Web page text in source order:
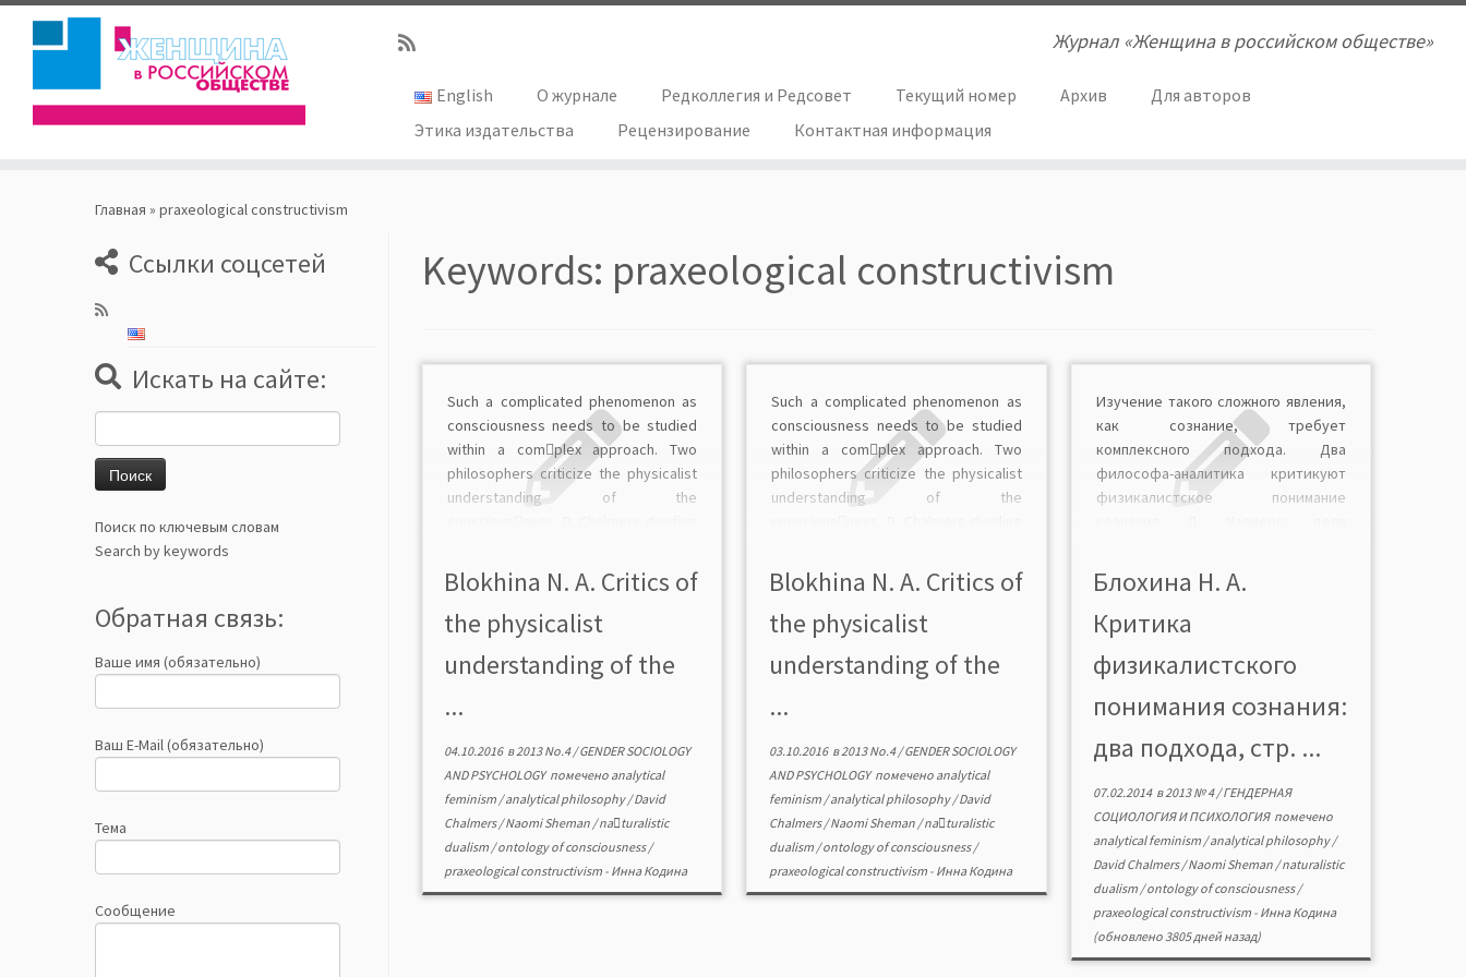
Журнал «Женщина в российском обществе»
English О журнале Редколлегия и Редсовет Текущий номер Архив
Для авторов
Этика издательства
Рецензирование Контактная информация
Главная » praxeological constructivism
Ссылки соцсетей
Искать на сайте:
Поиск по ключевым словам
Search by keywords
Обратная связь:
Ваше имя (обязательно)
Ваш E-Mail (обязательно)
Тема
Сообщение
Keywords: praxeological constructivism
Such a complicated phenomenon as
consciousness needs to be studied
within a com￾plex approach. Two
philosophers criticize the physicalist
understanding of the
phenomenal and the psychological
attempts to justify the irreducibility of
the phenomenal to the psychological
(or brain) processes. N. Sheman, […]
Blokhina N. A. Critics of
the physicalist
understanding of the
...
04.10.2016в2013 No.4/GENDER SOCIOLOGY
AND PSYCHOLOGY помечено analytical
feminism /analytical philosophy/David
Chalmers/Naomi Sheman /na￾turalistic
dualism /ontology of consciousness/
praxeological constructivism - Инна Кодина
Such a complicated phenomenon as
consciousness needs to be studied
within a com￾plex approach. Two
philosophers criticize the physicalist
understanding of the
phenomenal and the psychological
attempts to justify the irreducibility of
the phenomenal to the psychological
(or brain) processes. N. Sheman, […]
Blokhina N. A. Critics of
the physicalist
understanding of the
...
03.10.2016в2013 No.4/GENDER SOCIOLOGY
AND PSYCHOLOGYпомечено analytical
feminism /analytical philosophy/David
Chalmers/Naomi Sheman /na￾turalistic
dualism /ontology of consciousness/
praxeological constructivism - Инна Кодина
Изучение такого сложного явления,
как сознание, требует
комплексного подхода. Два
философа-аналитика критикуют
физикалистское понимание
психологическое, стремится
обосновать несводимость
феноменального к
физиологическим процессам мозга.
Н. Шеман, представительница
уверена, что не сами физические
содержание нашего сознания, а те
смыслы, которые в […]
Блохина Н. А.
Критика
физикалистского
понимания сознания:
два подхода, стр. ...
07.02.2014в2013 № 4/ГЕНДЕРНАЯ
СОЦИОЛОГИЯ И ПСИХОЛОГИЯ помечено
analytical feminism /analytical philosophy/
David Chalmers/Naomi Sheman /naturalistic
dualism /ontology of consciousness/
praxeological constructivism - Инна Кодина
(обновлено 3805 дней назад)